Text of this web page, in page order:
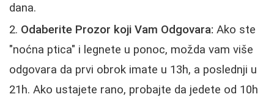
dana.
Odaberite Prozor koji Vam Odgovara: Ako ste
"noćna ptica" i legnete u ponoc, možda vam više
odgovara da prvi obrok imate u 13h, a poslednji u
21h. Ako ustajete rano, probajte da jedete od 10h